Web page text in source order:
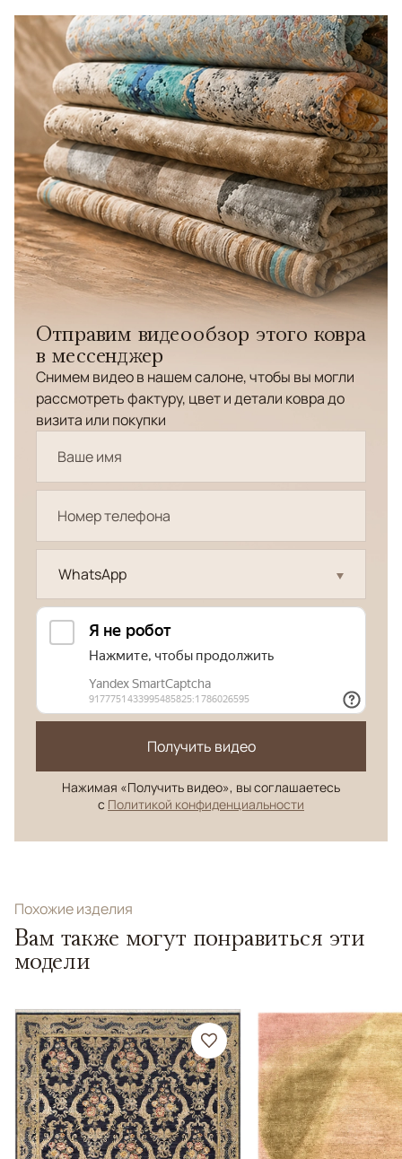
Отправим видеообзор этого ковра
в мессенджер
Снимем видео в нашем салоне, чтобы вы могли
рассмотреть фактуру, цвет и детали ковра до
визита или покупки
WhatsApp
Получить видео
Нажимая «Получить видео», вы соглашаетесь
с Политикой конфиденциальности
Похожие изделия
Вам также могут понравиться эти
модели